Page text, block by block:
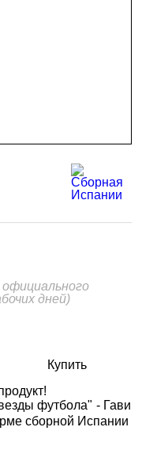
дней)
Купить
футбола" - Гави
сборной Испании